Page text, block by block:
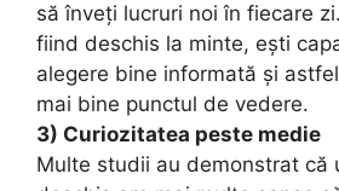
să înveți lucruri noi în fiecare
fiind deschis la minte, ești
alegere bine informată și
mai bine punctul de vedere.
3) Curiozitatea peste medie
Multe studii au demonstrat că